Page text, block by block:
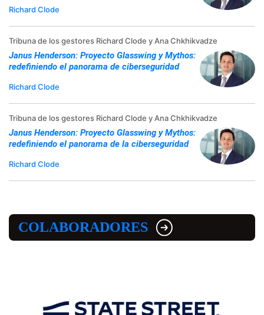
Richard Clode
Tribuna de los gestores Richard Clode y Ana Chkhikvadze
Janus Henderson: Proyecto Glasswing y Mythos:
redefiniendo el panorama de ciberseguridad
Richard Clode
Tribuna de los gestores Richard Clode y Ana Chkhikvadze
Janus Henderson: Proyecto Glasswing y Mythos:
redefiniendo el panorama de la ciberseguridad
Richard Clode
COLABORADORES